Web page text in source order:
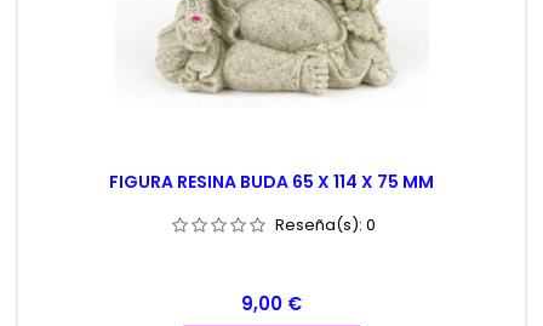
FIGURA RESINA BUDA 65 X 114 X 75 MM
Reseña(s): 0
Precio
9,00 €